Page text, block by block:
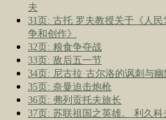
夫
31页: 古托 罗夫教授关于《人
争和创作》
32页: 粮食争夺战
33页: 敌后五一节
34页: 尼古拉·古尔洛的讽刺与幽
35页: 奈曼迫击炮枪
36页: 弗列贡托夫旅长
37页: 苏联祖国之英雄。 利久科